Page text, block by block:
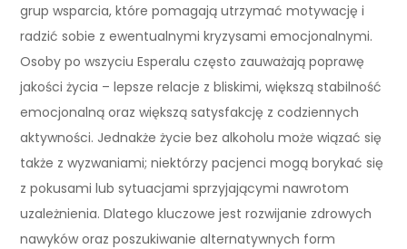
grup wsparcia, które pomagają utrzymać motywację i
radzić sobie z ewentualnymi kryzysami emocjonalnymi.
Osoby po wszyciu Esperalu często zauważają poprawę
jakości życia – lepsze relacje z bliskimi, większą stabilność
emocjonalną oraz większą satysfakcję z codziennych
aktywności. Jednakże życie bez alkoholu może wiązać się
także z wyzwaniami; niektórzy pacjenci mogą borykać się
z pokusami lub sytuacjami sprzyjającymi nawrotom
uzależnienia. Dlatego kluczowe jest rozwijanie zdrowych
nawyków oraz poszukiwanie alternatywnych form